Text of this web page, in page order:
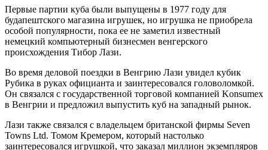
Первые партии куба были выпущены в 1977 году для
будапештского магазина игрушек, но игрушка не приобрела
особой популярности, пока ее не заметил известный
немецкий компьютерный бизнесмен венгерского
происхождения Тибор Лази.
Во время деловой поездки в Венгрию Лази увидел кубик
Рубика в руках официанта и заинтересовался головоломкой.
Он связался с государственной торговой компанией Konsumex
в Венгрии и предложил выпустить куб на западный рынок.
Лази также связался с владельцем британской фирмы Seven
Towns Ltd. Томом Кремером, который настолько
заинтересовался игрушкой, что заказал миллион экземпляров